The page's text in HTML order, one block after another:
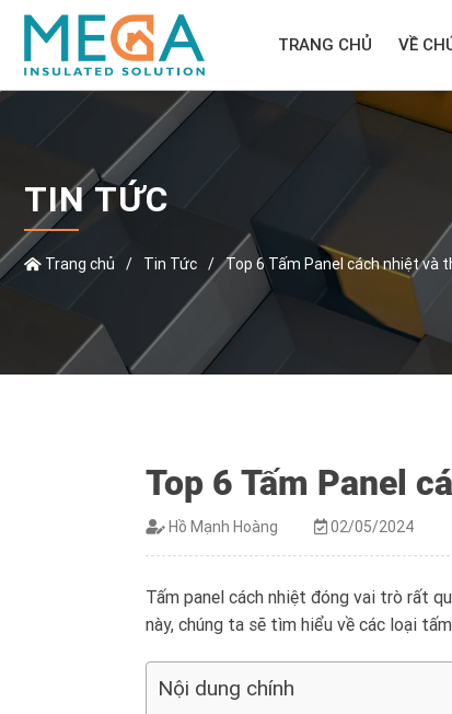
TRANG CHỦ VỀ
TIN TỨC
Trang chủ / Tin Tức /Top 6 Tấm Panel cách nhiệt và
Top 6 Tấm Panel
Hồ Mạnh Hoàng 02/05/2024
Tấm panel cách nhiệt đóng vai trò rất
này, chúng ta sẽ tìm hiểu về các loại
Nội dung chính